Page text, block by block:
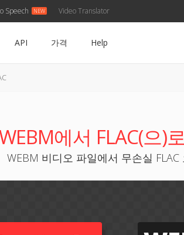
Speech Video Translator
API 가격 Help
에서 FLAC(으)
WEBM 비디오 파일에서 무손실 FLAC